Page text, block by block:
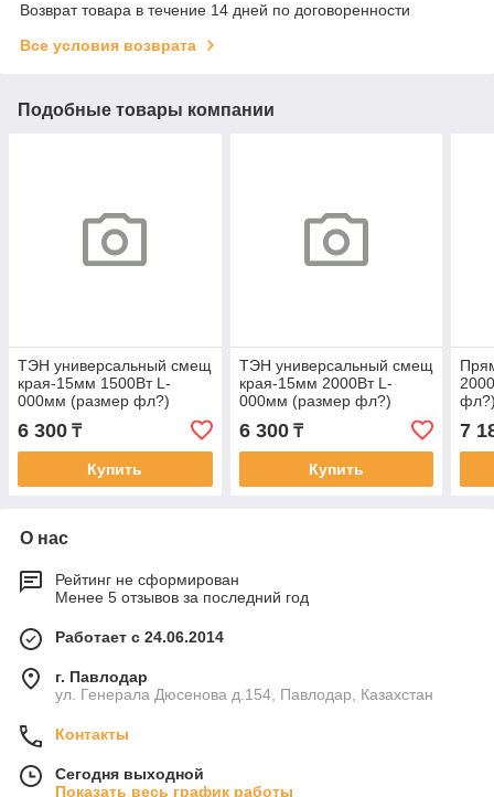
Возврат товара в течение 14 дней по договоренности
Все условия возврата
Подобные товары компании
ТЭН универсальный смещ
края-15мм 1500Вт L-
000мм (размер фл?)
6 300 ₸
Купить
ТЭН универсальный смещ
края-15мм 2000Вт L-
000мм (размер фл?)
6 300₸
Купить
7
О нас
Рейтинг не сформирован
Менее 5 отзывов за последний год
Работает с 24.06.2014
г. Павлодар
ул. Генерала Дюсенова д.154, Павлодар, Казахстан
Контакты
Сегодня выходной
Показать весь график работы